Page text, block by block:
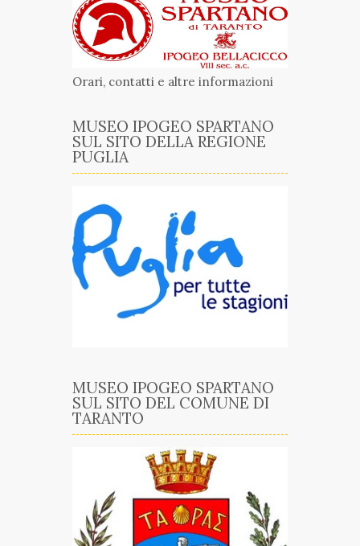
Orari, contatti e altre informazioni
MUSEO IPOGEO SPARTANO
SUL SITO DELLA REGIONE
PUGLIA
MUSEO IPOGEO SPARTANO
SUL SITO DEL COMUNE DI
TARANTO